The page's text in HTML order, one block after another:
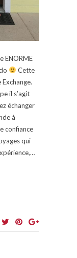
ENORME
Cette
il s’agit
échanger
à
confiance
qui